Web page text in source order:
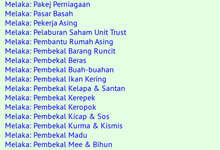
Melaka: Pakej Perniagaan
Melaka: Pasar Basah
Melaka: Pekerja Asing
Melaka: Pelaburan Saham Unit Trust
Melaka: Pembantu Rumah Asing
Melaka: Pembekal Barang Runcit
Melaka: Pembekal Beras
Melaka: Pembekal Buah-buahan
Melaka: Pembekal Ikan Kering
Melaka: Pembekal Kelapa & Santan
Melaka: Pembekal Kerepek
Melaka: Pembekal Keropok
Melaka: Pembekal Kicap & Sos
Melaka: Pembekal Kurma & Kismis
Melaka: Pembekal Madu
Melaka: Pembekal Mee & Bihun